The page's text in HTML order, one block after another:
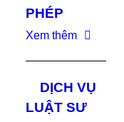
PHÉP
Xem thêm
DỊCH VỤ
LUẬT SƯ